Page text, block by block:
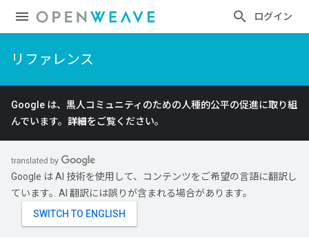
ログイン
リファレンス
Google は、黒人コミュニティのための人種的公平の促進に取り組
んでいます。 詳細をご覧ください。
Google は AI 技術を使用して、コンテンツをご希望の言語に翻訳し
ています。AI 翻訳には誤りが含まれる場合があります。